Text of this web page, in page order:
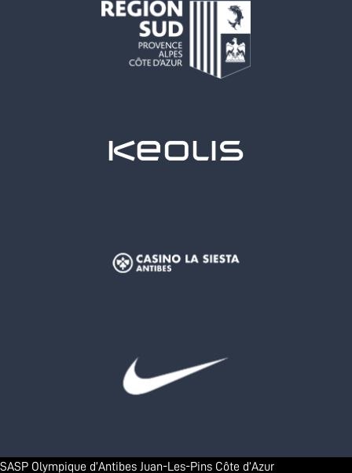
SASP Olympique d’Antibes Juan-Les-Pins Côte d’Azur